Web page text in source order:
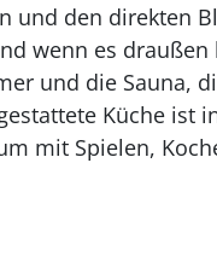
und den direkten
wenn es
und die Sauna,
Küche ist
mit Spielen,
erholsamen